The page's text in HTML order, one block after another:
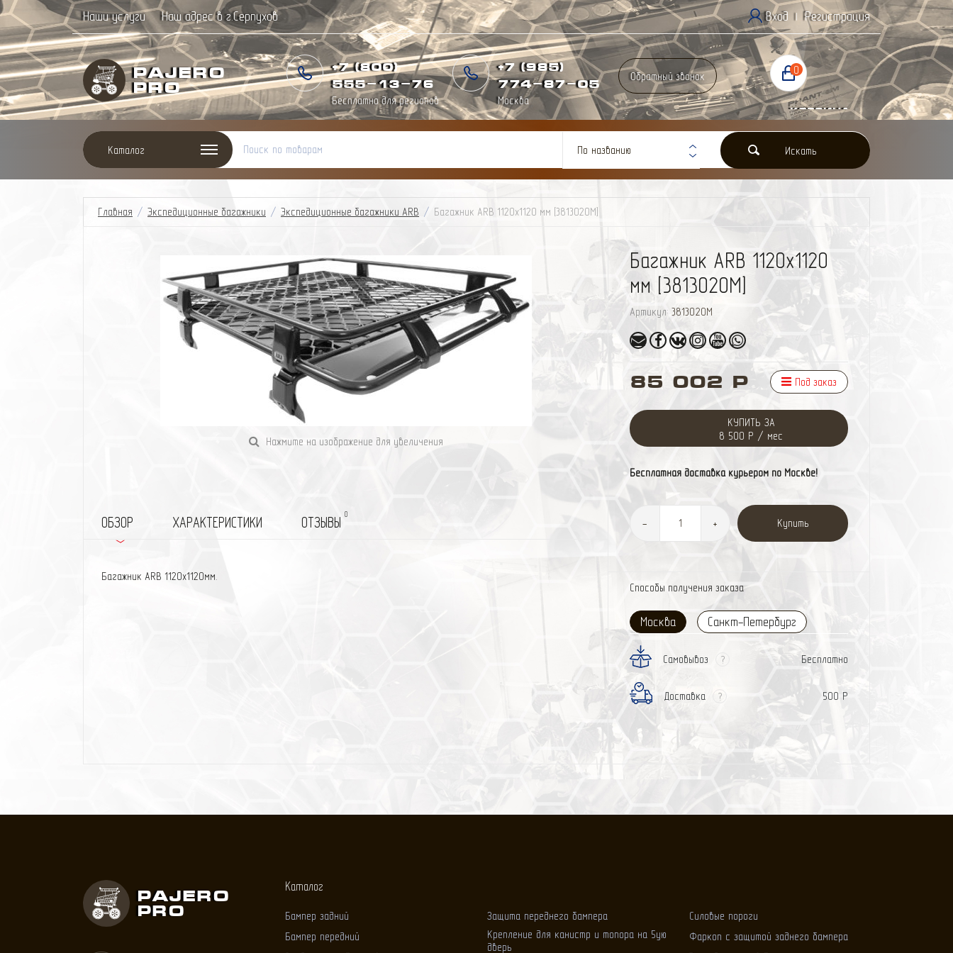
Наши услуги Наш адрес в г.Серпухов Вход | Регистрация
Pajero
Pro
+7 (800)
555-13-76
Бесплатно для регионов
+7 (985)
774-87-05
Москва
Обратный звонок
0
Корзина
0 Р
Каталог По названию Искать
Главная / Экспедиционные багажники / Экспедиционные багажники ARB / Багажник ARB 1120х1120 мм [3813020M]
Нажмите на изображение для увеличения
ОБЗОР ХАРАКТЕРИСТИКИ ОТЗЫВЫ 0
Багажник ARB 1120х1120мм.
Багажник ARB 1120х1120
мм [3813020M]
Артикул: 3813020M
85 002 Р Под заказ
КУПИТЬ ЗА
8 500 Р / мес
Бесплатная доставка курьером по Москве!
- + Купить
Способы получения заказа
Москва Санкт-Петербург
Самовывоз ? Бесплатно
Доставка ? 500 Р
Pajero
Pro
Каталог
Бампер задний
Бампер передний
Защита переднего бампера
Крепление для канистр и топора на 5ую
дверь
Силовые пороги
Фаркоп с защитой заднего бампера